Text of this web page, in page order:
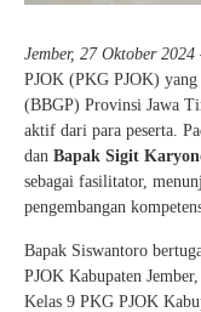
Jember, 27 Oktober 2024
PJOK (PKG PJOK)
(BBGP) Provinsi Jawa
aktif dari para peserta.
dan Bapak Sigit
sebagai fasilitator,
pengembangan
Bapak Siswantoro
PJOK Kabupaten
Kelas 9 PKG PJOK